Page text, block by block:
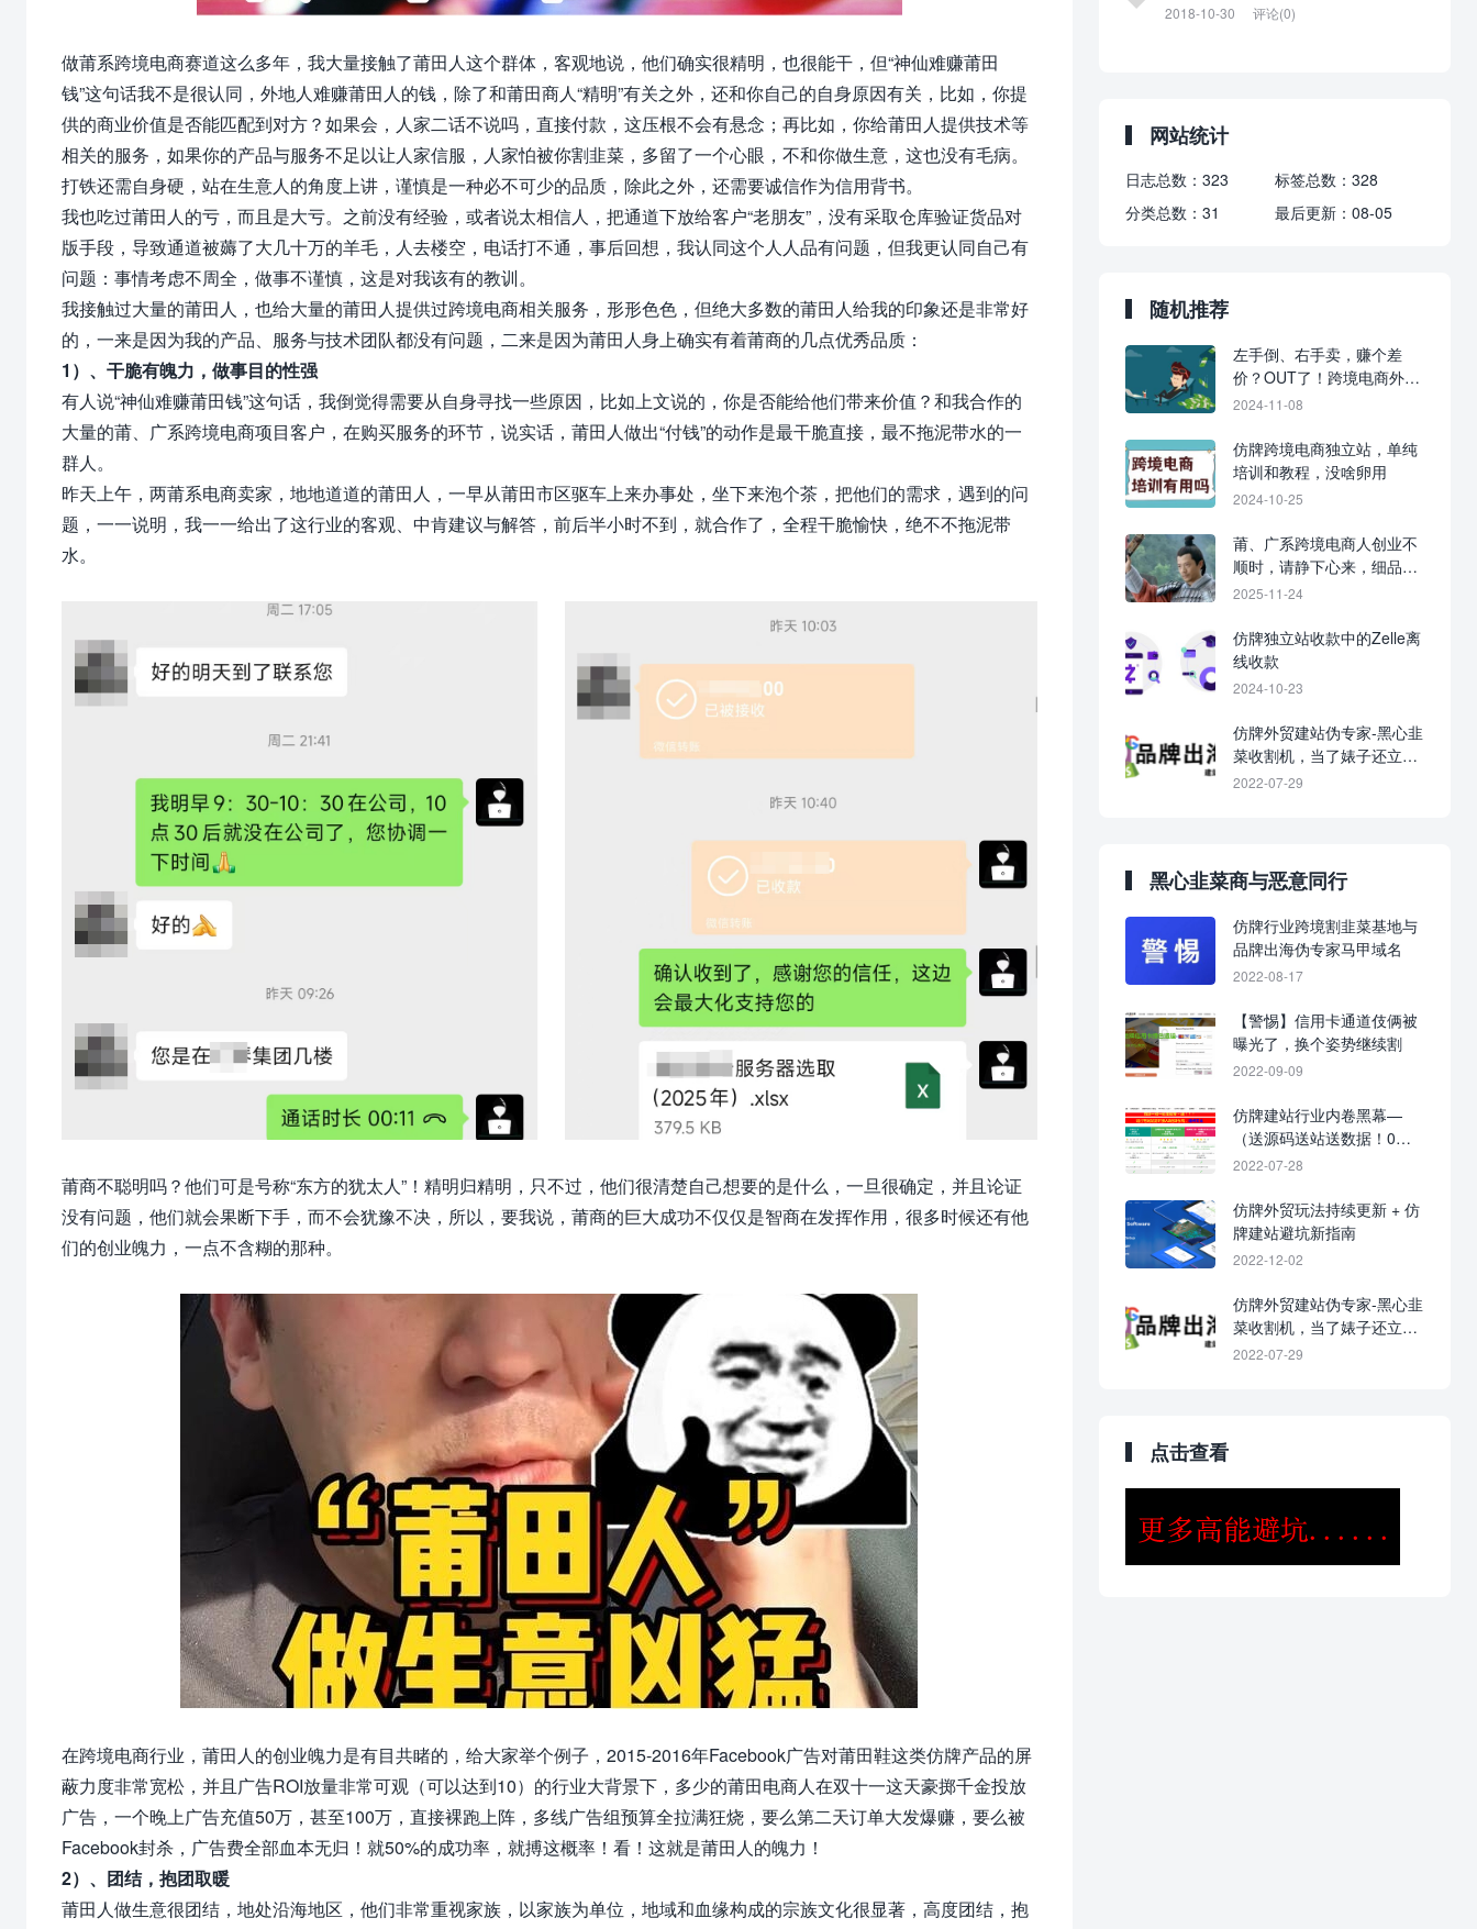
做莆系跨境电商赛道这么多年，我大量接触了莆田人这个群体，客观地说，他们确实很精明，也很能干，但“神仙难赚莆田
钱”这句话我不是很认同，外地人难赚莆田人的钱，除了和莆田商人“精明”有关之外，还和你自己的自身原因有关，比如，你提
供的商业价值是否能匹配到对方？如果会，人家二话不说吗，直接付款，这压根不会有悬念；再比如，你给莆田人提供技术等
相关的服务，如果你的产品与服务不足以让人家信服，人家怕被你割韭菜，多留了一个心眼，不和你做生意，这也没有毛病。
打铁还需自身硬，站在生意人的角度上讲，谨慎是一种必不可少的品质，除此之外，还需要诚信作为信用背书。
我也吃过莆田人的亏，而且是大亏。之前没有经验，或者说太相信人，把通道下放给客户“老朋友”，没有采取仓库验证货品对
版手段，导致通道被薅了大几十万的羊毛，人去楼空，电话打不通，事后回想，我认同这个人人品有问题，但我更认同自己有
问题：事情考虑不周全，做事不谨慎，这是对我该有的教训。
我接触过大量的莆田人，也给大量的莆田人提供过跨境电商相关服务，形形色色，但绝大多数的莆田人给我的印象还是非常好
的，一来是因为我的产品、服务与技术团队都没有问题，二来是因为莆田人身上确实有着莆商的几点优秀品质：
1）、干脆有魄力，做事目的性强
有人说“神仙难赚莆田钱”这句话，我倒觉得需要从自身寻找一些原因，比如上文说的，你是否能给他们带来价值？和我合作的
大量的莆、广系跨境电商项目客户，在购买服务的环节，说实话，莆田人做出“付钱”的动作是最干脆直接，最不拖泥带水的一
群人。
昨天上午，两莆系电商卖家，地地道道的莆田人，一早从莆田市区驱车上来办事处，坐下来泡个茶，把他们的需求，遇到的问
题，一一说明，我一一给出了这行业的客观、中肯建议与解答，前后半小时不到，就合作了，全程干脆愉快，绝不不拖泥带
水。
莆商不聪明吗？他们可是号称“东方的犹太人”！精明归精明，只不过，他们很清楚自己想要的是什么，一旦很确定，并且论证
没有问题，他们就会果断下手，而不会犹豫不决，所以，要我说，莆商的巨大成功不仅仅是智商在发挥作用，很多时候还有他
们的创业魄力，一点不含糊的那种。
在跨境电商行业，莆田人的创业魄力是有目共睹的，给大家举个例子，2015-2016年Facebook广告对莆田鞋这类仿牌产品的屏
蔽力度非常宽松，并且广告ROI放量非常可观（可以达到10）的行业大背景下，多少的莆田电商人在双十一这天豪掷千金投放
广告，一个晚上广告充值50万，甚至100万，直接裸跑上阵，多线广告组预算全拉满狂烧，要么第二天订单大发爆赚，要么被
Facebook封杀，广告费全部血本无归！就50%的成功率，就搏这概率！看！这就是莆田人的魄力！
2）、团结，抱团取暖
莆田人做生意很团结，地处沿海地区，他们非常重视家族，以家族为单位，地域和血缘构成的宗族文化很显著，高度团结，抱
2018-10-30 评论(0)
网站统计
日志总数： 323 标签总数： 328
分类总数： 31 最后更新： 08-05
随机推荐
左手倒、右手卖，赚个差
价？OUT了！跨境电商外贸
人被动收入躺赚才是最牛的
2024-11-08
仿牌跨境电商独立站，单纯
培训和教程，没啥卵用
2024-10-25
莆、广系跨境电商人创业不
顺时，请静下心来，细品历
史，置之死地而后生。
2025-11-24
仿牌独立站收款中的Zelle离
线收款
2024-10-23
仿牌外贸建站伪专家-黑心韭
菜收割机，当了婊子还立牌
坊！
2022-07-29
黑心韭菜商与恶意同行
仿牌行业跨境割韭菜基地与
品牌出海伪专家马甲域名
2022-08-17
【警惕】信用卡通道伎俩被
曝光了，换个姿势继续割
2022-09-09
仿牌建站行业内卷黑幕—
（送源码送站送数据！0元
入行，建站不花钱！）
2022-07-28
仿牌外贸玩法持续更新 + 仿
牌建站避坑新指南
2022-12-02
仿牌外贸建站伪专家-黑心韭
菜收割机，当了婊子还立牌
坊！
2022-07-29
点击查看